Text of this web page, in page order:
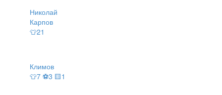
Николай
Карпов
👕21
Климов
👕7 ⚽3 🟨1